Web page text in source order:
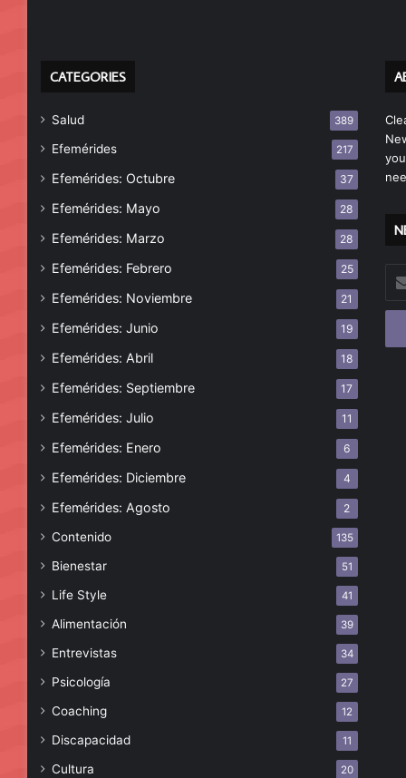
CATEGORIES
Salud 389
Efemérides 217
Efemérides: Octubre 37
Efemérides: Mayo 28
Efemérides: Marzo 28
Efemérides: Febrero 25
Efemérides: Noviembre 21
Efemérides: Junio 19
Efemérides: Abril 18
Efemérides: Septiembre 17
Efemérides: Julio 11
Efemérides: Enero 6
Efemérides: Diciembre 4
Efemérides: Agosto 2
Contenido 135
Bienestar 51
Life Style 41
Alimentación 39
Entrevistas 34
Psicología 27
Coaching 12
Discapacidad 11
Cultura 20